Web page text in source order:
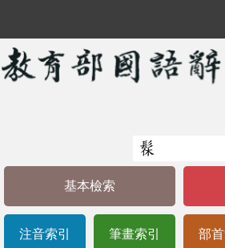
基本檢索
注音索引 筆畫索引 部首